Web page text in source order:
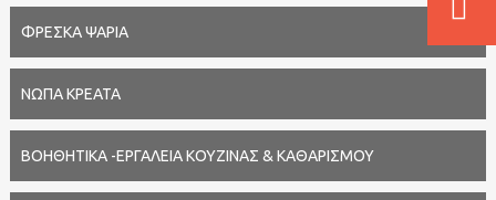
ΦΡΈΣΚΑ ΨΆΡΙΑ
ΝΩΠΆ ΚΡΈΑΤΑ
ΒΟΗΘΗΤΙΚΑ -ΕΡΓΑΛΕΙΑ ΚΟΥΖΙΝΑΣ & ΚΑΘΑΡΙΣΜΟΥ